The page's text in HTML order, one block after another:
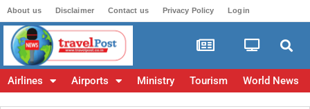
About us Disclaimer Contact us Privacy Policy Login
Airlines Airports Ministry Tourism World News